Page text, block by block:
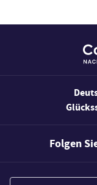
Folgen